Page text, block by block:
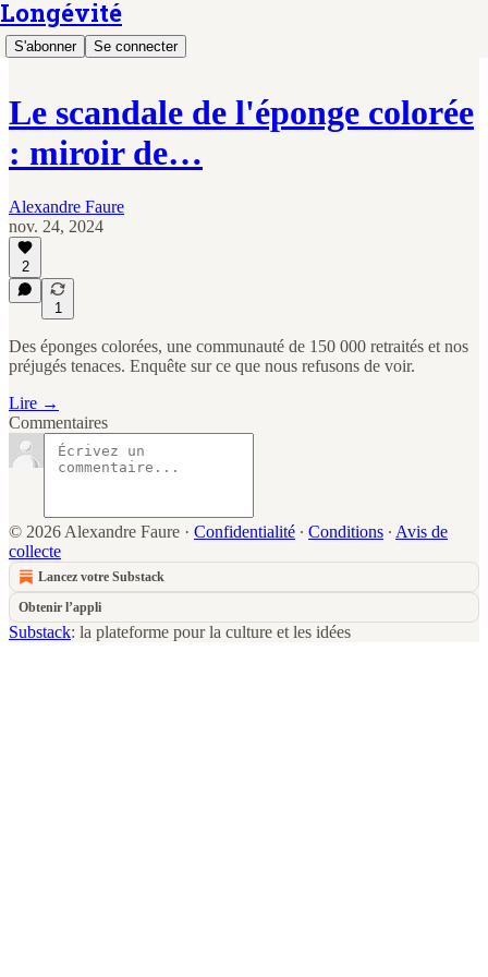
Longévité
S'abonner Se connecter
Le scandale de l'éponge colorée
: miroir de…
Alexandre Faure
nov. 24, 2024
2
1
Des éponges colorées, une communauté de 150 000 retraités et nos
préjugés tenaces. Enquête sur ce que nous refusons de voir.
Lire →
Commentaires
© 2026 Alexandre Faure · Confidentialité ∙ Conditions ∙ Avis de
collecte
Lancez votre Substack
Obtenir l’appli
Substack: la plateforme pour la culture et les idées